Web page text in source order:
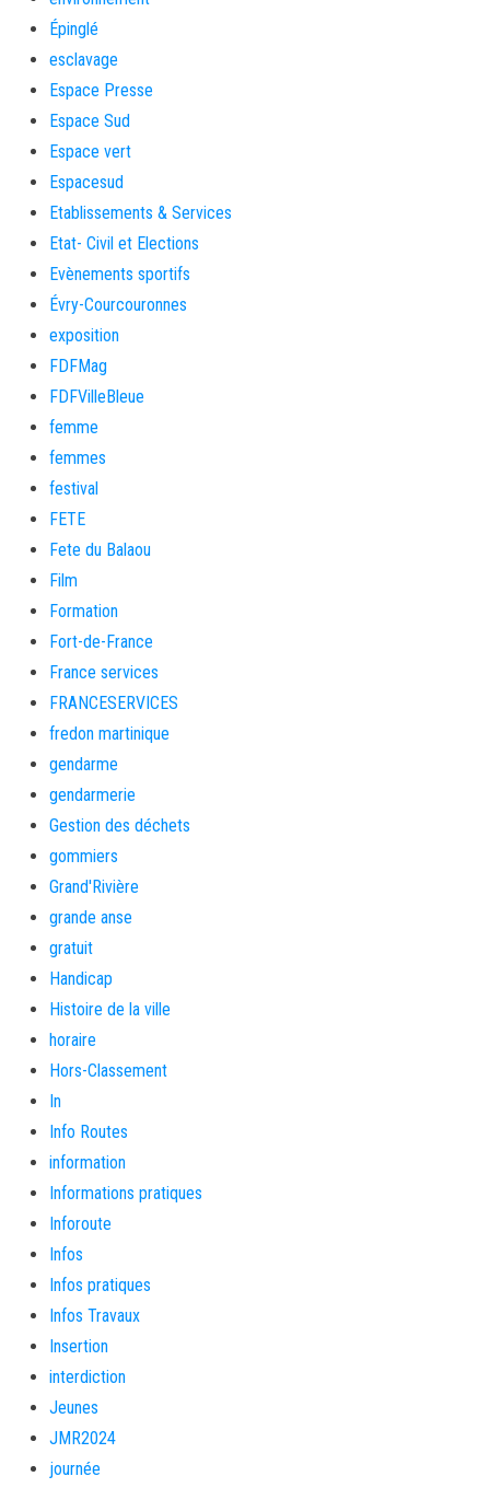
Épinglé
esclavage
Espace Presse
Espace Sud
Espace vert
Espacesud
Etablissements & Services
Etat- Civil et Elections
Evènements sportifs
Évry-Courcouronnes
exposition
FDFMag
FDFVilleBleue
femme
femmes
festival
FETE
Fete du Balaou
Film
Formation
Fort-de-France
France services
FRANCESERVICES
fredon martinique
gendarme
gendarmerie
Gestion des déchets
gommiers
Grand'Rivière
grande anse
gratuit
Handicap
Histoire de la ville
horaire
Hors-Classement
In
Info Routes
information
Informations pratiques
Inforoute
Infos
Infos pratiques
Infos Travaux
Insertion
interdiction
Jeunes
JMR2024
journée